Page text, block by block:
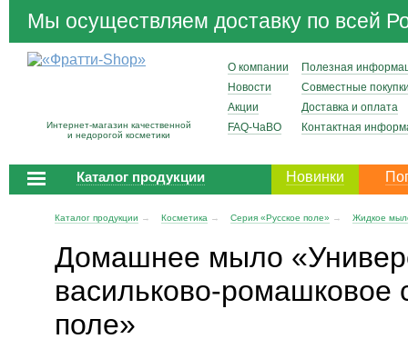
Мы осуществляем доставку по всей
Интернет-магазин качественной
и недорогой косметики
О компании
Новости
Акции
FAQ-ЧаВО
Полезная
Совместные
Доставка и оплата
Контактная
Каталог продукции Новинки
Каталог продукции → Косметика → Серия «Русское поле» → Жидкое
Домашнее мыло
васильково-ромашковое
поле»